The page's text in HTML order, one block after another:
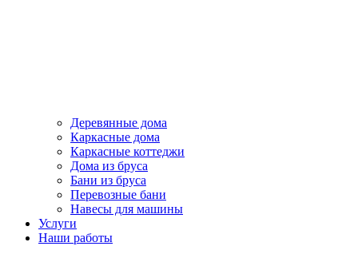
Деревянные дома
Каркасные дома
Каркасные коттеджи
Дома из бруса
Бани из бруса
Перевозные бани
Навесы для машины
Услуги
Наши работы